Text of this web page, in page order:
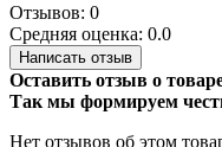
Отзывов: 0
Средняя оценка: 0.0
Написать отзыв
Оставить отзыв о
Так мы формируем
Нет отзывов об этом